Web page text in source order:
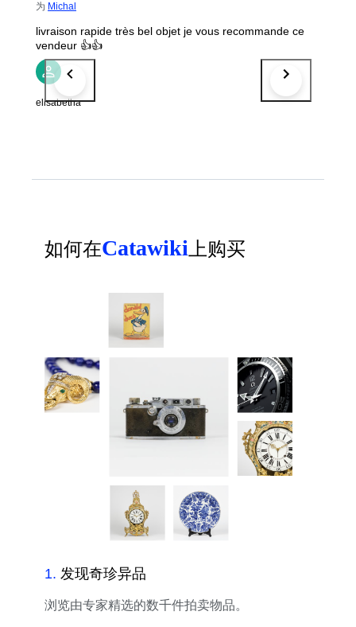
为 Michal
livraison rapide très bel objet je vous recommande ce
vendeur 👍👍
elisabetha
如何在Catawiki 上购买
1. 发现奇珍异品
浏览由专家精选的数千件拍卖物品。